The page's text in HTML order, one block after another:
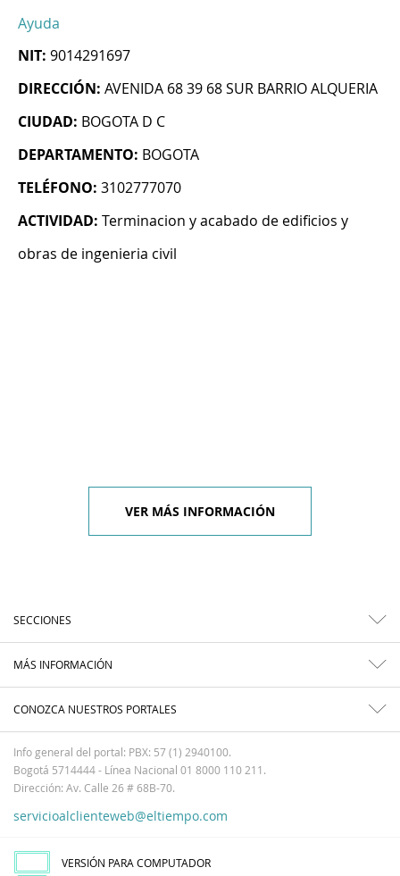
Ayuda
NIT: 9014291697
DIRECCIÓN: AVENIDA 68 39 68 SUR BARRIO ALQUERIA
CIUDAD: BOGOTA D C
DEPARTAMENTO: BOGOTA
TELÉFONO: 3102777070
ACTIVIDAD: Terminacion y acabado de edificios y
obras de ingenieria civil
VER MÁS INFORMACIÓN
SECCIONES
MÁS INFORMACIÓN
CONOZCA NUESTROS PORTALES
Info general del portal: PBX: 57 (1) 2940100.
Bogotá 5714444 - Línea Nacional 01 8000 110 211.
Dirección: Av. Calle 26 # 68B-70.
servicioalclienteweb@eltiempo.com
VERSIÓN PARA COMPUTADOR